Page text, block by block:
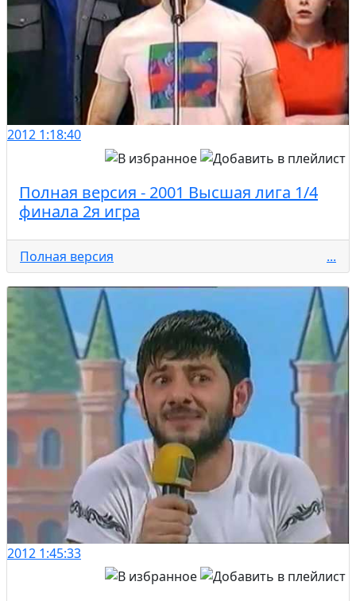
2012 1:18:40
Полная версия - 2001 Высшая лига 1/4
финала 2я игра
Полная версия ...
2012 1:45:33